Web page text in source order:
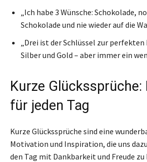
„Ich habe 3 Wünsche: Schokolade,
Schokolade und nie wieder auf die
„Drei ist der Schlüssel zur
Silber und Gold – aber immer ein
Kurze Glückssprüche:
für jeden Tag
Kurze Glückssprüche sind eine
Motivation und Inspiration, die uns
den Tag mit Dankbarkeit und Freude